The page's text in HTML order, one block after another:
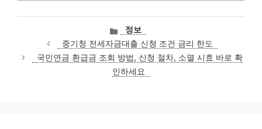
카
테
고
리
정보
중기청 전세자금대출 신청 조건 금리 한도
국민연금 환급금 조회 방법, 신청 절차, 소멸 시효 바로 확
인하세요